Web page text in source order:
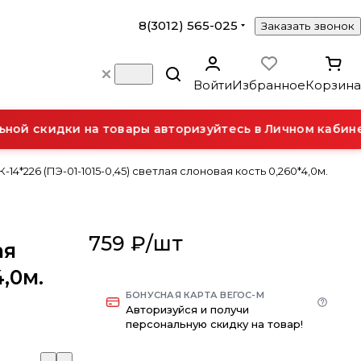
8(3012) 565-025 Заказать звонок
ВойтиИзбранноеКорзина
скидки на товары авторизуйтесь в Личном
(ПЭ-01-1015-0,45) светлая слоновая кость 0,260*4,0м.
759 ₽/шт
БОНУСНАЯ КАРТА ВЕГОС-М
Авторизуйся и получи
персональную скидку на товар!